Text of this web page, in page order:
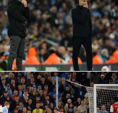
في المونديال
رياضة نسائية
آسيا
أمريكا
ركن الألعاب